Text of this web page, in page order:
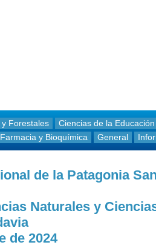
Forestales
Ciencias de la Educación
Farmacia y Bioquímica General
de la Patagonia
Naturales y
de 2024